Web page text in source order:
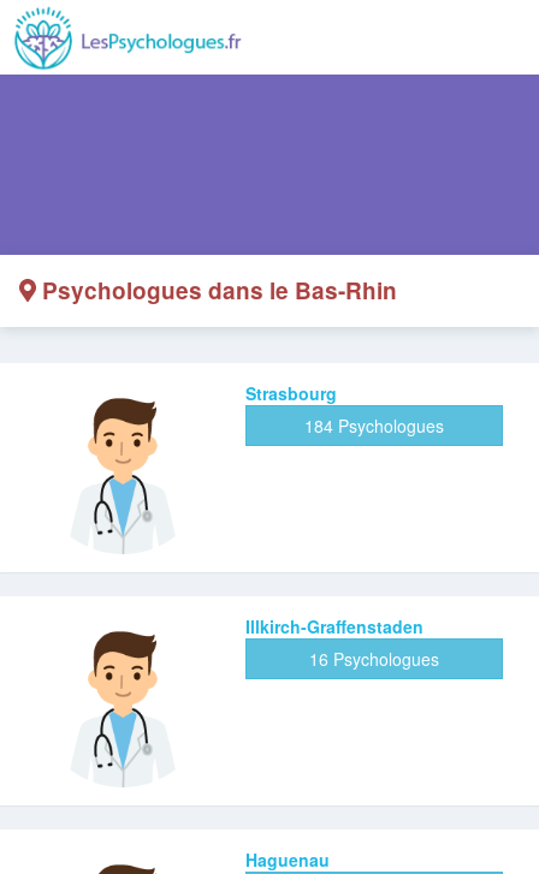
Psychologues dans le Bas-Rhin
Strasbourg
184 Psychologues
Illkirch-Graffenstaden
16 Psychologues
Haguenau